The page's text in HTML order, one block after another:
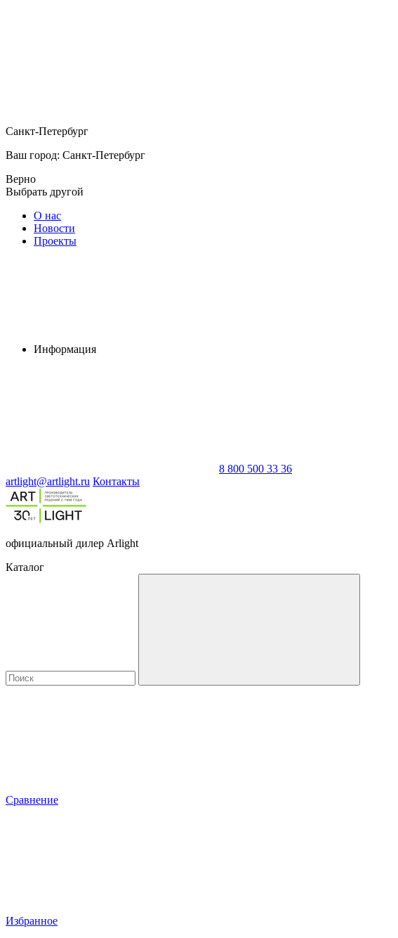
Санкт-Петербург
Ваш город: Санкт-Петербург
Верно
Выбрать другой
О нас
Новости
Проекты
Информация
8 800 500 33 36
artlight@artlight.ru Контакты
официальный дилер Arlight
Каталог
Сравнение
Избранное